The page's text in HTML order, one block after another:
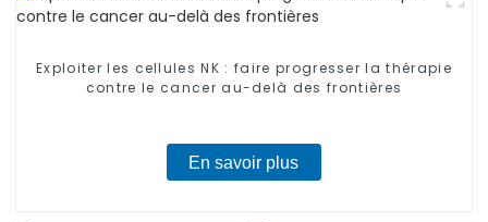
Exploiter les cellules NK : faire progresser la thérapie
contre le cancer au-delà des frontières
En savoir plus